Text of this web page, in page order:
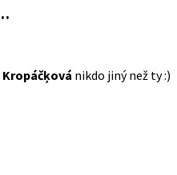
Kropáčķová nikdo jiný než ty :)